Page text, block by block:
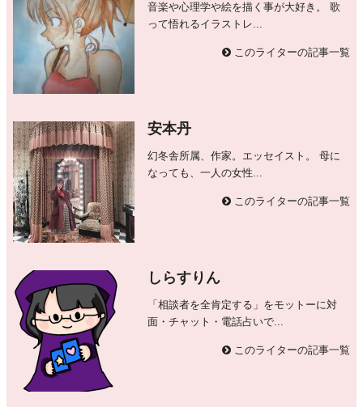
音楽や心理学や絵を描く事が大好き。 歌
って悟れるイラストレ...
このライターの記事一覧
安本丹
幻冬舎所属、作家。エッセイスト。 母に
なっても、一人の女性...
このライターの記事一覧
しらすりん
「相談者を全肯定する」をモットーに対
面・チャット・電話占いで...
このライターの記事一覧